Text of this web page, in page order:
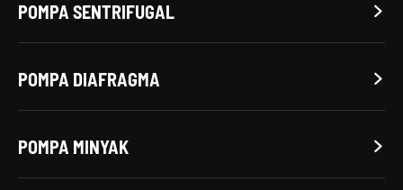
POMPA SENTRIFUGAL 
POMPA DIAFRAGMA 
POMPA MINYAK 